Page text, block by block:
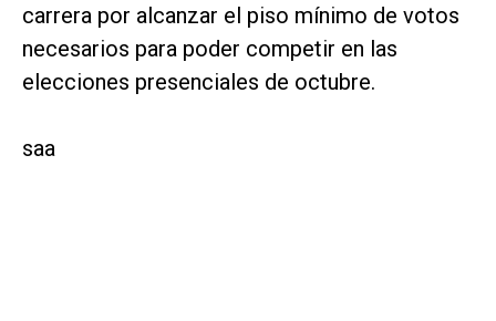
carrera por alcanzar el piso mínimo de votos
necesarios para poder competir en las
elecciones presenciales de octubre.
saa